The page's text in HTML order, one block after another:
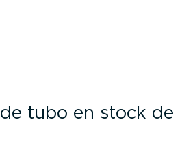
tubo en stock de